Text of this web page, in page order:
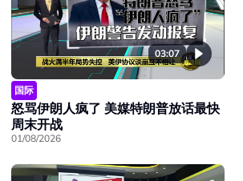
03:07
国际
怒骂伊朗人疯了 美媒特朗普放话最快
周末开战
01/08/2026